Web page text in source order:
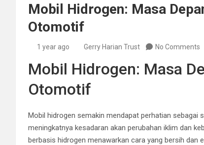
Mobil Hidrogen: Masa
Otomotif
1 year ago Gerry Harian Trust No Comments
Mobil Hidrogen: Masa
Otomotif
Mobil hidrogen semakin mendapat perhatian sebagai
meningkatnya kesadaran akan perubahan iklim dan
berbasis hidrogen menawarkan cara yang bersih dan